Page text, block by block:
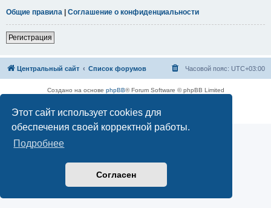
Этот сайт использует cookies для
обеспечения своей корректной работы.
Подробнее
Согласен
Общие правила | Соглашение о конфиденциальности
Регистрация
Центральный сайт Список форумов Часовой пояс: UTC+03:00
Создано на основе phpBB® Forum Software © phpBB Limited
Конфиденциальность|Правила